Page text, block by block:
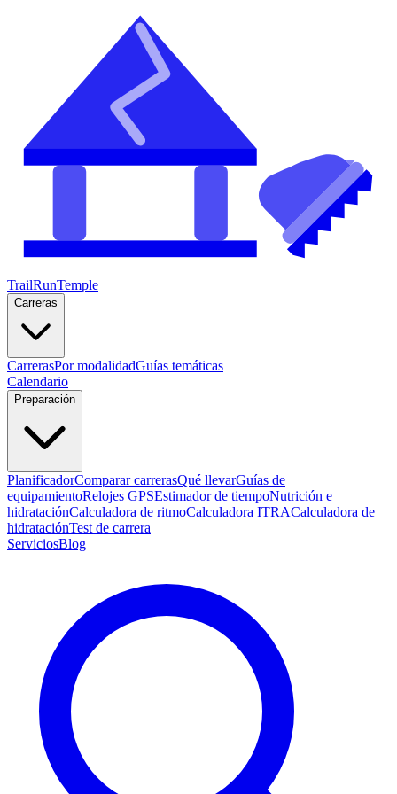
TrailRunTemple
Carreras
CarrerasPor modalidadGuías temáticas
Calendario
Preparación
PlanificadorComparar carrerasQué llevarGuías de
equipamientoRelojes GPSEstimador de tiempoNutrición e
hidrataciónCalculadora de ritmoCalculadora ITRACalculadora de
hidrataciónTest de carrera
ServiciosBlog